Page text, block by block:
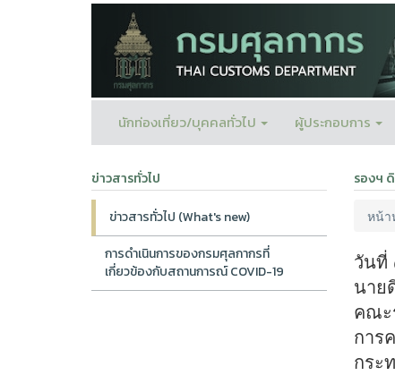
นักท่องเที่ยว/บุคคลทั่วไป ผู้ประกอบการ
ข่าวสารทั่วไป
ข่าวสารทั่วไป (What's new)
การดำเนินการของกรมศุลกากรที่
เกี่ยวข้องกับสถานการณ์ COVID-19
รองฯ
หน้า
วันที่
นาย
คณะ
การ
กระ